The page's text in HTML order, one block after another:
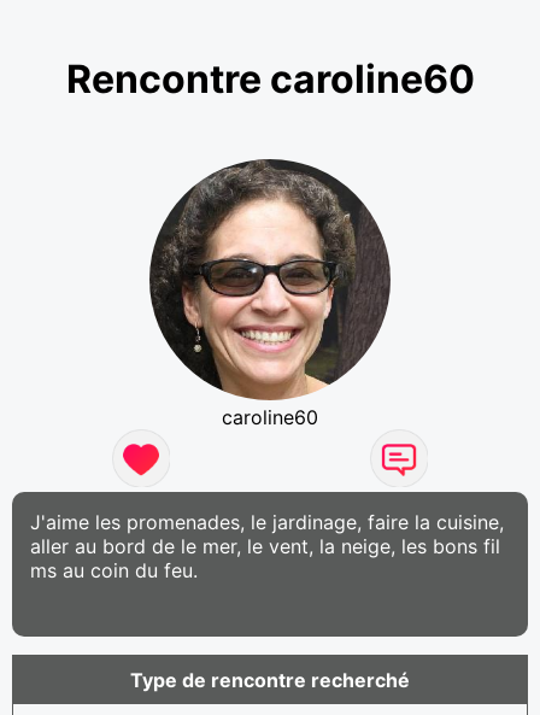
Rencontre caroline60
caroline60
J'aime les promenades, le jardinage, faire la cuisine,
aller au bord de le mer, le vent, la neige, les bons fil
ms au coin du feu.
Type de rencontre recherché